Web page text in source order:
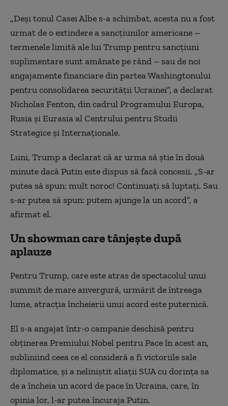
„Deşi tonul Casei Albe s-a schimbat, acesta nu a fost
urmat de o extindere a sancţiunilor americane –
termenele limită ale lui Trump pentru sancţiuni
suplimentare sunt amânate pe rând – sau de noi
angajamente financiare din partea Washingtonului
pentru consolidarea securităţii Ucrainei”, a declarat
Nicholas Fenton, din cadrul Programului Europa,
Rusia şi Eurasia al Centrului pentru Studii
Strategice şi Internaţionale.
Luni, Trump a declarat că ar urma să ştie în două
minute dacă Putin este dispus să facă concesii. „S-ar
putea să spun: mult noroc! Continuaţi să luptaţi. Sau
s-ar putea să spun: putem ajunge la un acord”, a
afirmat el.
Un showman care tânjește după
aplauze
Pentru Trump, care este atras de spectacolul unui
summit de mare anvergură, urmărit de întreaga
lume, atracţia încheierii unui acord este puternică.
El s-a angajat într-o campanie deschisă pentru
obţinerea Premiului Nobel pentru Pace în acest an,
subliniind ceea ce el consideră a fi victoriile sale
diplomatice, şi a neliniştit aliaţii SUA cu dorinţa sa
de a încheia un acord de pace în Ucraina, care, în
opinia lor, l-ar putea încuraja Putin.